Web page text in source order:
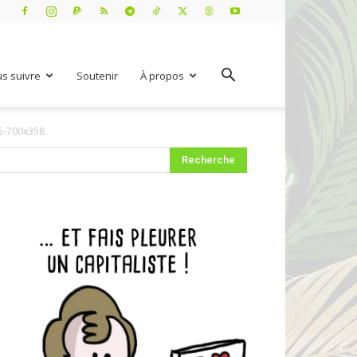
suivre Soutenir À propos
700x358